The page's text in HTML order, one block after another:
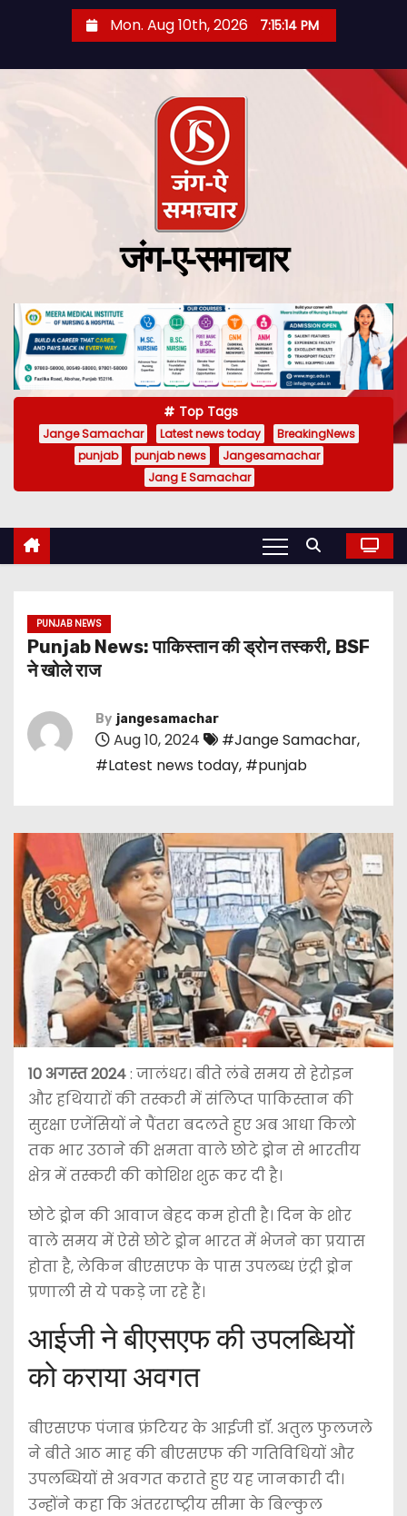
Mon. Aug 10th, 2026 7:15:15 PM
जंग-ए-समाचार
Top Tags
Jange Samachar Latest news today
BreakingNews
punjab
punjab news
Jangesamachar
Jang E Samachar
PUNJAB NEWS
Punjab News: पाकिस्तान की ड्रोन तस्करी, BSF
ने खोले राज
By jangesamachar
Aug 10, 2024 #Jange Samachar,
#Latest news today, #punjab
10 अगस्त 2024: जालंधर। बीते लंबे समय से हेरोइन
और हथियारों की तस्करी में संलिप्त पाकिस्तान की
सुरक्षा एजेंसियों ने पैंतरा बदलते हुए अब आधा किलो
तक भार उठाने की क्षमता वाले छोटे ड्रोन से भारतीय
क्षेत्र में तस्करी की कोशिश शुरू कर दी है।
छोटे ड्रोन की आवाज बेहद कम होती है। दिन के शोर
वाले समय में ऐसे छोटे ड्रोन भारत में भेजने का प्रयास
होता है, लेकिन बीएसएफ के पास उपलब्ध एंट्री ड्रोन
प्रणाली से ये पकड़े जा रहे हैं।
आईजी ने बीएसएफ की उपलब्धियों
को कराया अवगत
बीएसएफ पंजाब फ्रंटियर के आईजी डॉ. अतुल फुलजले
ने बीते आठ माह की बीएसएफ की गतिविधियों और
उपलब्धियों से अवगत कराते हुए यह जानकारी दी।
उन्होंने कहा कि अंतरराष्ट्रीय सीमा के बिल्कुल